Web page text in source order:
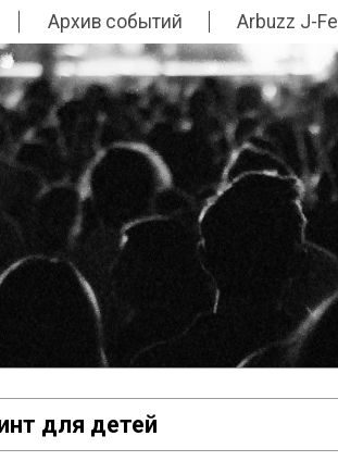
Архив событий Arbuzz J-
для детей